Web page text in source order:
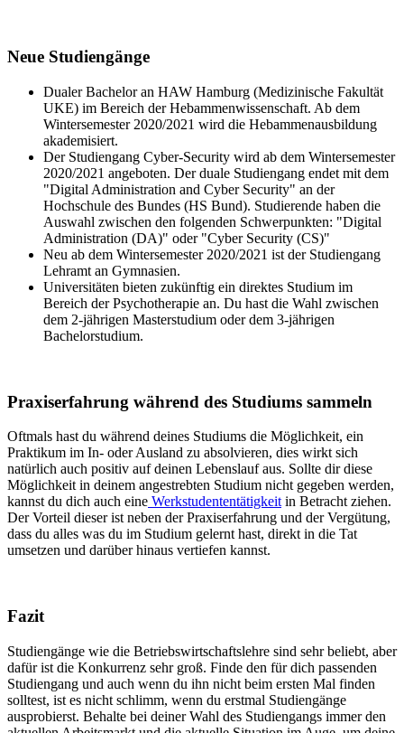
Neue Studiengänge
Dualer Bachelor an HAW Hamburg (Medizinische Fakultät
UKE) im Bereich der Hebammenwissenschaft. Ab dem
Wintersemester 2020/2021 wird die Hebammenausbildung
akademisiert.
Der Studiengang Cyber-Security wird ab dem Wintersemester
2020/2021 angeboten. Der duale Studiengang endet mit dem
"Digital Administration and Cyber Security" an der
Hochschule des Bundes (HS Bund). Studierende haben die
Auswahl zwischen den folgenden Schwerpunkten: "Digital
Administration (DA)" oder "Cyber Security (CS)"
Neu ab dem Wintersemester 2020/2021 ist der Studiengang
Lehramt an Gymnasien.
Universitäten bieten zukünftig ein direktes Studium im
Bereich der Psychotherapie an. Du hast die Wahl zwischen
dem 2-jährigen Masterstudium oder dem 3-jährigen
Bachelorstudium.
Praxiserfahrung während des Studiums sammeln
Oftmals hast du während deines Studiums die Möglichkeit, ein
Praktikum im In- oder Ausland zu absolvieren, dies wirkt sich
natürlich auch positiv auf deinen Lebenslauf aus. Sollte dir diese
Möglichkeit in deinem angestrebten Studium nicht gegeben werden,
kannst du dich auch eine Werkstudententätigkeit in Betracht ziehen.
Der Vorteil dieser ist neben der Praxiserfahrung und der Vergütung,
dass du alles was du im Studium gelernt hast, direkt in die Tat
umsetzen und darüber hinaus vertiefen kannst.
Fazit
Studiengänge wie die Betriebswirtschaftslehre sind sehr beliebt, aber
dafür ist die Konkurrenz sehr groß. Finde den für dich passenden
Studiengang und auch wenn du ihn nicht beim ersten Mal finden
solltest, ist es nicht schlimm, wenn du erstmal Studiengänge
ausprobierst. Behalte bei deiner Wahl des Studiengangs immer den